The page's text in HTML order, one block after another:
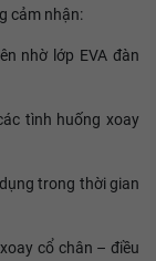
cảm nhận:
nhờ lớp EVA đàn
tình huống xoay
trong thời gian
cổ chân – điều